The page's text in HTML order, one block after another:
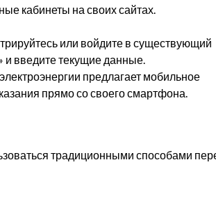
кабинеты на своих сайтах.
или войдите в существующий
и введите текущие данные.
предлагает мобильное
прямо со своего смартфона.
традиционными способами